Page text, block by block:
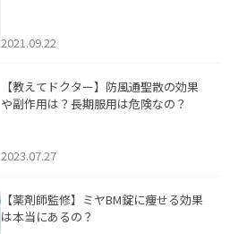
2021.09.22
【教えてドクター】防風通聖散の効果
や副作用は？長期服用は危険なの？
2023.07.27
【薬剤師監修】ミヤBM錠に痩せる効果
は本当にあるの？